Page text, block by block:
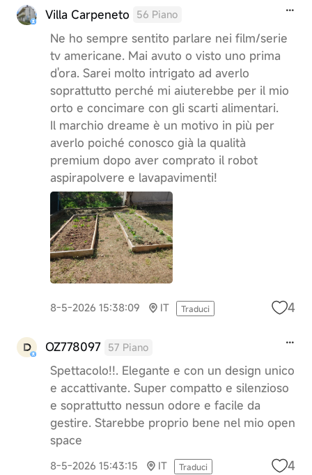
Villa Carpeneto 56 Piano
Ne ho sempre sentito parlare nei film/serie
tv americane. Mai avuto o visto uno prima
d'ora. Sarei molto intrigato ad averlo
soprattutto perché mi aiuterebbe per il mio
orto e concimare con gli scarti alimentari.
Il marchio dreame è un motivo in più per
averlo poiché conosco già la qualità
premium dopo aver comprato il robot
aspirapolvere e lavapavimenti!
8-5-2026 15:38:09 IT Traduci 4
OZ778097 57 Piano
Spettacolo!!. Elegante e con un design unico
e accattivante. Super compatto e silenzioso
e soprattutto nessun odore e facile da
gestire. Starebbe proprio bene nel mio open
space
8-5-2026 15:43:15 IT Traduci 4